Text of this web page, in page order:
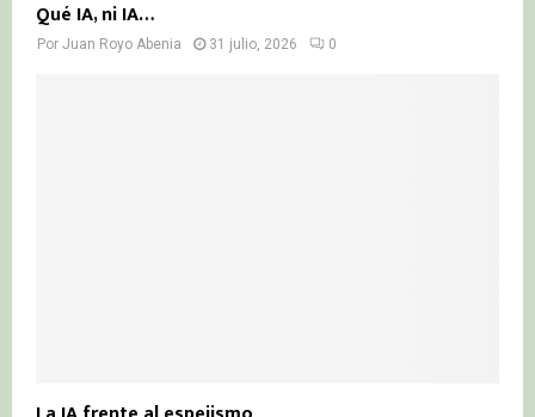
Qué IA, ni IA…
Por Juan Royo Abenia 31 julio, 2026 0